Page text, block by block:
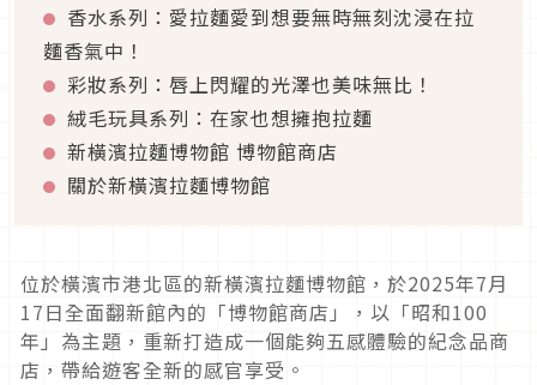
香水系列：愛拉麵愛到想要無時無刻沈浸在拉
麵香氣中！
彩妝系列：唇上閃耀的光澤也美味無比！
絨毛玩具系列：在家也想擁抱拉麵
新橫濱拉麵博物館 博物館商店
關於新橫濱拉麵博物館
位於橫濱市港北區的新橫濱拉麵博物館，於2025年7月
17日全面翻新館內的「博物館商店」，以「昭和100
年」為主題，重新打造成一個能夠五感體驗的紀念品商
店，帶給遊客全新的感官享受。